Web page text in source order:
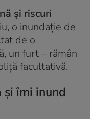
și riscuri
o inundație de
de o
un furt – rămân
facultativă.
și îmi inund